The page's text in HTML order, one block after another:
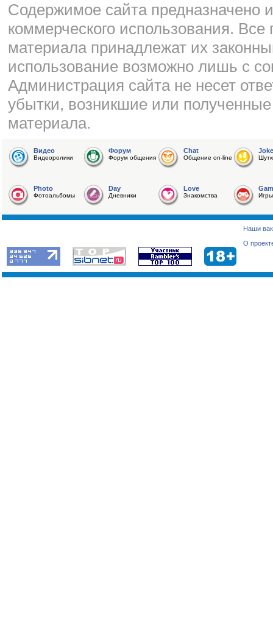
Cодержимое сайта предназначено
коммерческого использования.
материала принадлежат их
использование возможно лишь с
Администрация сайта не несет
убытки, возникшие или
материала.
Видео
Видеоролики
Форум
Форум общения
Chat
Общение on-line
Joke
Photo
Фотоальбомы
Day
Дневники
Love
Знакомства Игры
Наши
О